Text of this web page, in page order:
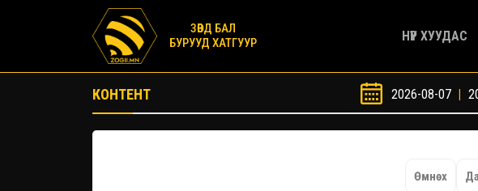
ЗӨВД БАЛ
БУРУУД ХАТГУУР
НҮҮР ХУУДАС
КОНТЕНТ 2026-08-07 |
Өмнөх